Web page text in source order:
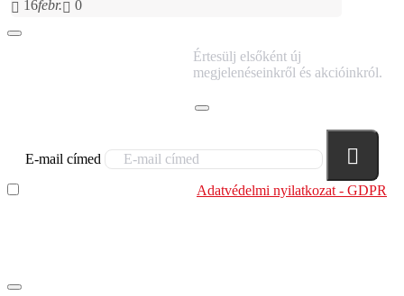
16febr. 0
Értesülj elsőként új
megjelenéseinkről és akcióinkról.
E-mail címed
Adatvédelmi nyilatkozat - GDPR